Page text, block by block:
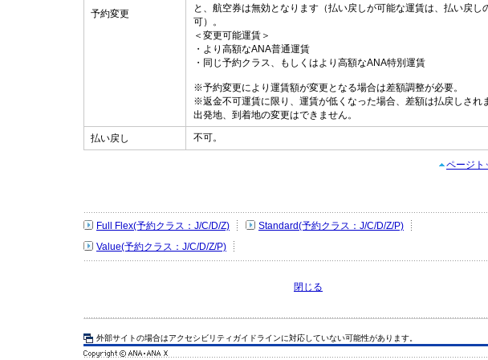
予約変更
と、航空券は無効となります（払い戻しが可能な運賃は、払い戻し
可）。
＜変更可能運賃＞
・より高額なANA普通運賃
・同じ予約クラス、もしくはより高額なANA特別運賃
※予約変更により運賃額が変更となる場合は差額調整が必要。
※返金不可運賃に限り、運賃が低くなった場合、差額は払戻しされ
出発地、到着地の変更はできません。
払い戻し 不可。
ページト
Full Flex(予約クラス：J/C/D/Z)
Standard(予約クラス：J/C/D/Z/P)
Value(予約クラス：J/C/D/Z/P)
閉じる
外部サイトの場合はアクセシビリティガイドラインに対応していない可能性があります。